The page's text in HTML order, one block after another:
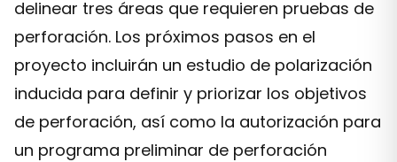
delinear tres áreas que requieren pruebas de
perforación. Los próximos pasos en el
proyecto incluirán un estudio de polarización
inducida para definir y priorizar los objetivos
de perforación, así como la autorización para
un programa preliminar de perforación